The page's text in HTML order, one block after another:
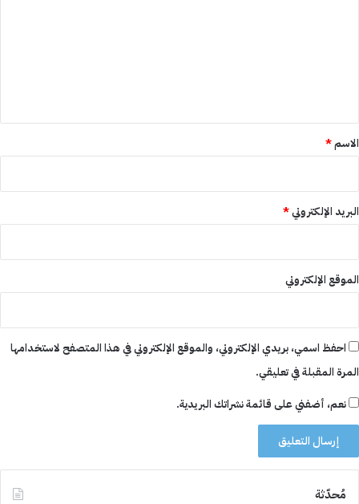
*
الاسم*
البريد الإلكتروني*
الموقع الإلكتروني
احفظ اسمي، بريدي الإلكتروني، والموقع الإلكتروني في هذا المتصفح لاستخدامها
المرة المقبلة في تعليقي.
نعم، أضفني على قائمة نشراتك البريدية.
مُحدّثة